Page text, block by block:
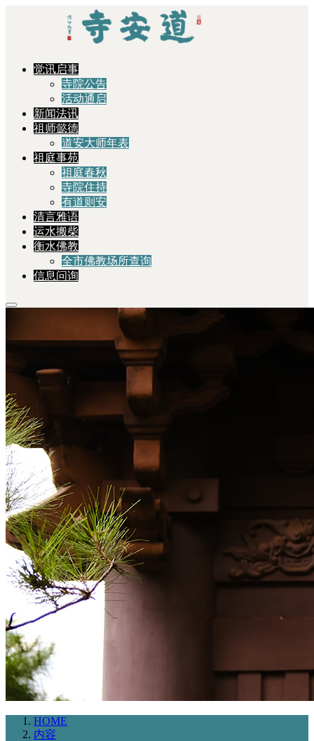
觉讯启事
寺院公告
活动通启
新闻法讯
祖师懿德
道安大师年表
祖庭事苑
祖庭春秋
寺院住持
有道则安
清言雅语
运水搬柴
衡水佛教
全市佛教场所查询
信息问询
HOME
内容